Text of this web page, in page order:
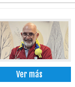
Ver más